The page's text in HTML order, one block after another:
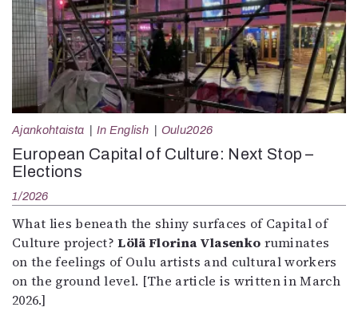
Ajankohtaista In English Oulu2026
European Capital of Culture: Next Stop –
Elections
1/2026
What lies beneath the shiny surfaces of Capital of
Culture project?Lölä Florina Vlasenko ruminates
on the feelings of Oulu artists and cultural workers
on the ground level. [The article is written in March
2026.]